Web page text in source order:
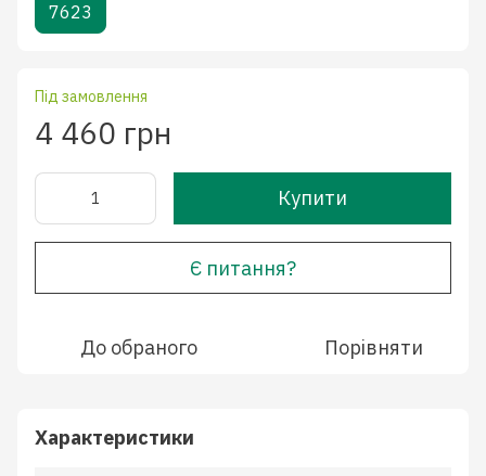
7623
Під замовлення
4 460 грн
Купити
Є питання?
До обраного Порівняти
Характеристики